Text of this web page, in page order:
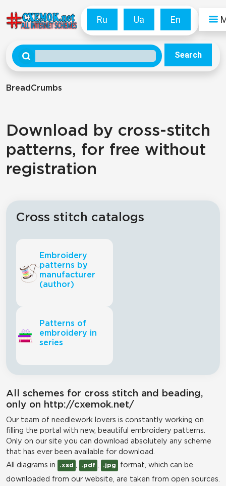
Ru Ua En
Search
BreadCrumbs
Download by cross-stitch
patterns, for free without
registration
Cross stitch catalogs
Embroidery
patterns by
manufacturer
(author)
Patterns of
embroidery in
series
All schemes for cross stitch and beading,
only on http://cxemok.net/
Our team of needlework lovers is constantly working on
filling the portal with new, beautiful embroidery patterns.
Only on our site you can download absolutely any scheme
that has ever been available for download.
All diagrams in
.xsd .pdf .jpg format, which can be
downloaded from our website, are taken from open sources.